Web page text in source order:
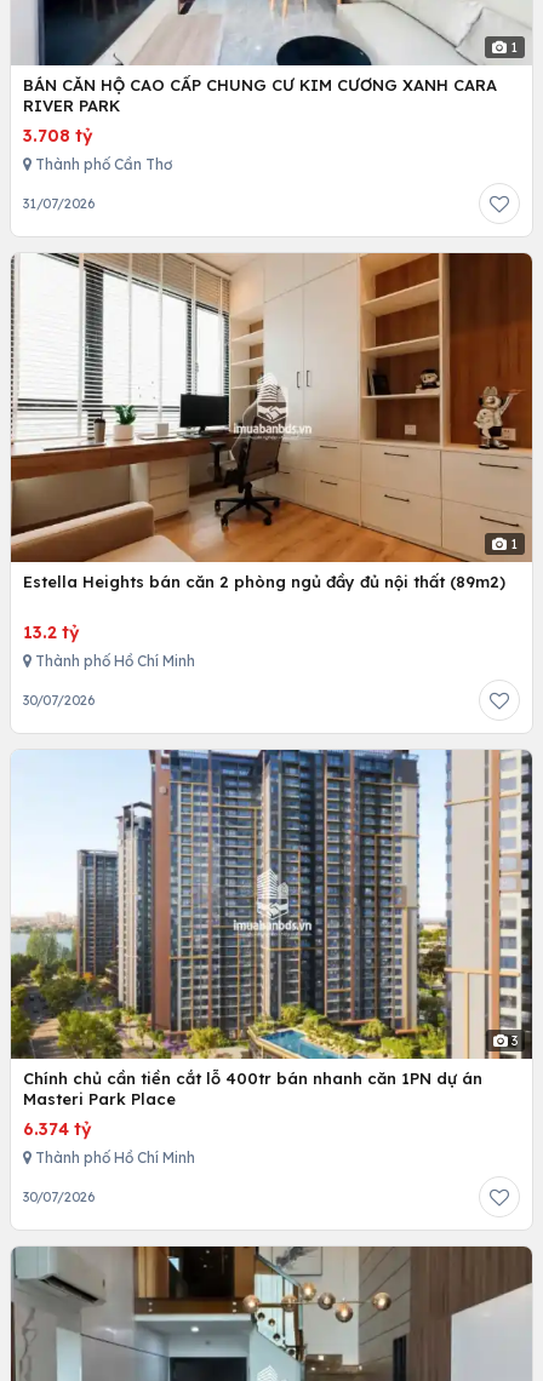
1
BÁN CĂN HỘ CAO CẤP CHUNG CƯ KIM CƯƠNG XANH CARA
RIVER PARK
3.708 tỷ
Thành phố Cần Thơ
31/07/2026
1
Estella Heights bán căn 2 phòng ngủ đầy đủ nội thất (89m2)
13.2 tỷ
Thành phố Hồ Chí Minh
30/07/2026
3
Chính chủ cần tiền cắt lỗ 400tr bán nhanh căn 1PN dự án
Masteri Park Place
6.374 tỷ
Thành phố Hồ Chí Minh
30/07/2026